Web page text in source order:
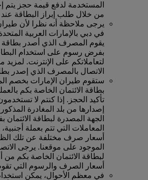
المستخدمة لدفع قيمة حجز يتم
من خلال طلب إبراز البطاقة عند
يرجى ملاحظة أنه نظرا لأن
في دبي بالإمارات العربية
يقوم المصرف الذي أصدر بطاقة
بفرض رسوم على استخدام
لتعاملاتكم على الإنترنت.
الاتصال بالمصرف الذي إصدر
ستقوم طيران الإمارات بخصم
بطاقة الائتمان الخاصة بكم
تأكيد الحجز. إذا كنتم لا
إصدارها من بلد المغادرة
الجهة المصدرة لبطاقة
المعاملات التي تتم بعملة
أسعار صرف مختلفة عن تلك
الموجود على موقعنا. يرجى
لبطاقة الائتمان الخاصة بكم
أسعار الصرف والرسوم التي
في معظم الأحوال، يمكن